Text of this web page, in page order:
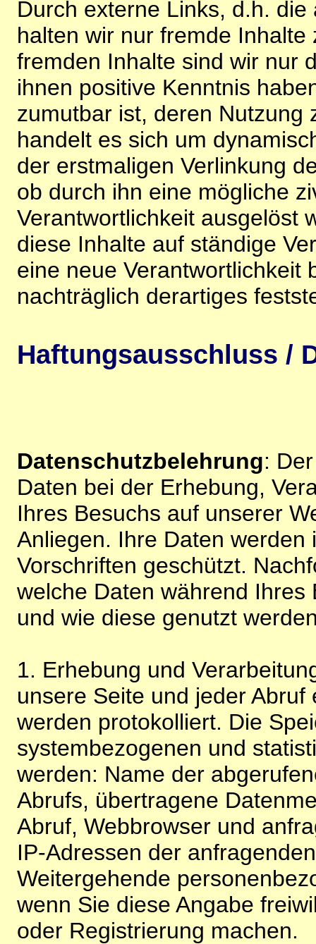
Durch externe Links, d.h.
halten wir nur fremde
fremden Inhalte sind wir nur
ihnen positive Kenntnis
zumutbar ist, deren Nutzung
handelt es sich um
der erstmaligen Verlinkung
ob durch ihn eine mögliche
Verantwortlichkeit ausgelöst
diese Inhalte auf ständige
eine neue Verantwortlichkeit
nachträglich derartiges
Haftungsausschluss /
Datenschutzbelehrung:
Daten bei der Erhebung,
Ihres Besuchs auf unserer
Anliegen. Ihre Daten
Vorschriften geschützt.
welche Daten während
und wie diese genutzt
1. Erhebung und
unsere Seite und jeder
werden protokolliert. Die
systembezogenen und
werden: Name der
Abrufs, übertragene
Abruf, Webbrowser und
IP-Adressen der
Weitergehende
wenn Sie diese Angabe
oder Registrierung machen.